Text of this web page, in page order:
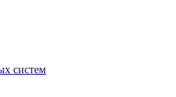
систем